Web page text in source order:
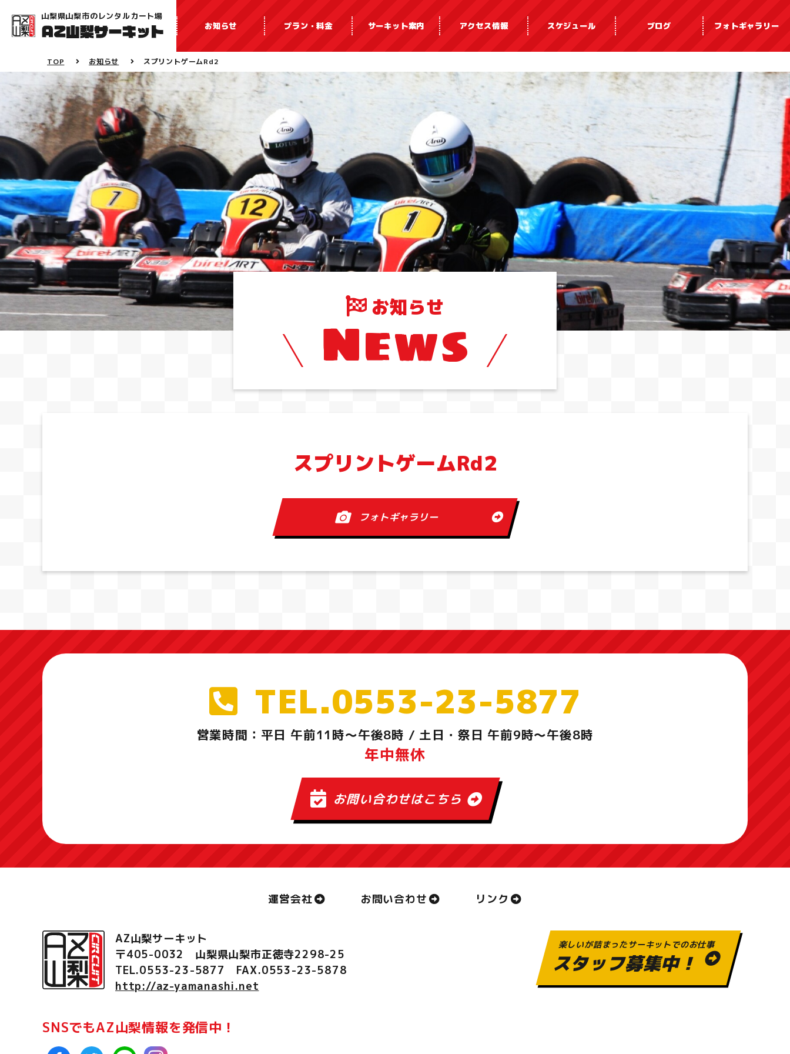
山梨県山梨市のレンタルカート場
お知らせ
プラン・料金 サーキット案内 アクセス情報 スケジュール ブログ フォトギャラリー
TOP お知らせ スプリントゲームRd2
お知らせ
News
スプリントゲームRd2
フォトギャラリー
TEL.0553-23-5877
営業時間：平日 午前11時～午後8時 / 土日・祭日 午前9時～午後8時
年中無休
お問い合わせはこちら
運営会社 お問い合わせ リンク
楽しいが詰まったサーキットでのお仕事
スタッフ募集中！
AZ山梨サーキット
〒405-0032 山梨県山梨市正徳寺2298-25
TEL.0553-23-5877
FAX.0553-23-5878
http://az-yamanashi.net
SNSでもAZ山梨情報を発信中！